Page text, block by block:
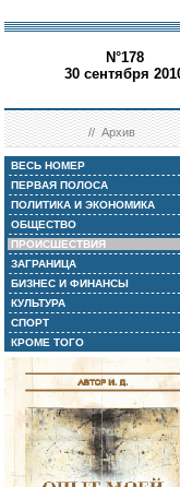
N°178
30 сентября
//Архив
ВЕСЬ НОМЕР
ПЕРВАЯ ПОЛОСА
ПОЛИТИКА И ЭКОНОМИКА
ОБЩЕСТВО
ПРОИСШЕСТВИЯ
ЗАГРАНИЦА
БИЗНЕС И ФИНАНСЫ
КУЛЬТУРА
СПОРТ
КРОМЕ ТОГО